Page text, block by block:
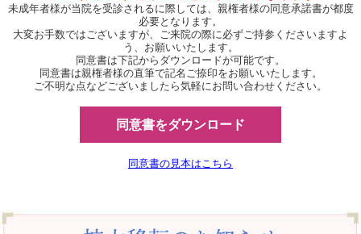
未成年者様が当院を受診されるに際しては、親権者様の同意承諾書が都度
必要となります。
大変お手数ではございますが、ご来院の際に必ずご持参くださいますよ
う、お願いいたします。
同意書は下記からダウンロードが可能です。
同意書は親権者様の直筆で記名ご捺印をお願いいたします。
ご不明な点などございましたら気軽にお問い合わせください。
同意書をダウンロード
同意書の見本はこちら